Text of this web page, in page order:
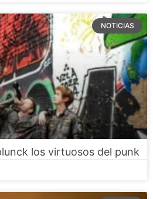
NOTICIAS
los virtuosos del punk